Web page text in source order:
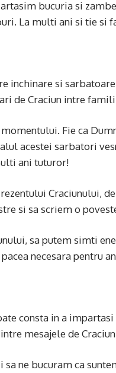
bucuria si
La multi ani si tie si
si
de Craciun intre
Fie ca
acestei sarbatori
ani tuturor!
Craciunului,
si sa scriem o
sa putem simti
necesara pentru
consta in a
mesajele de
sa ne bucuram ca